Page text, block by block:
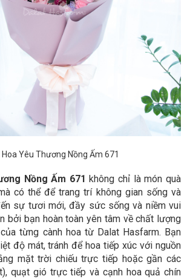
Hoa Yêu Thương Nồng Ấm 671
Nồng Ấm 671 không chỉ là món quà
có thể để trang trí không gian sống và
sự tươi mới, đầy sức sống và niềm vui
bởi bạn hoàn toàn yên tâm về chất lượng
từng cành hoa từ Dalat Hasfarm. Bạn
độ mát, tránh để hoa tiếp xúc với nguồn
mặt trời chiếu trực tiếp hoặc gần các
quạt gió trực tiếp và cạnh hoa quả chín